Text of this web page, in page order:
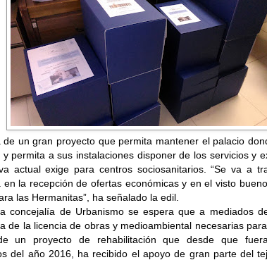
de un gran proyecto que permita mantener el palacio
y permita a sus instalaciones disponer de los servicios y
actual exige para centros sociosanitarios. “Se va a
en la recepción de ofertas económicas y en el visto
las Hermanitas”, ha señalado la edil.
concejalía de Urbanismo se espera que a mediados
de la licencia de obras y medioambiental necesarias
un proyecto de rehabilitación que desde que
del año 2016, ha recibido el apoyo de gran parte del